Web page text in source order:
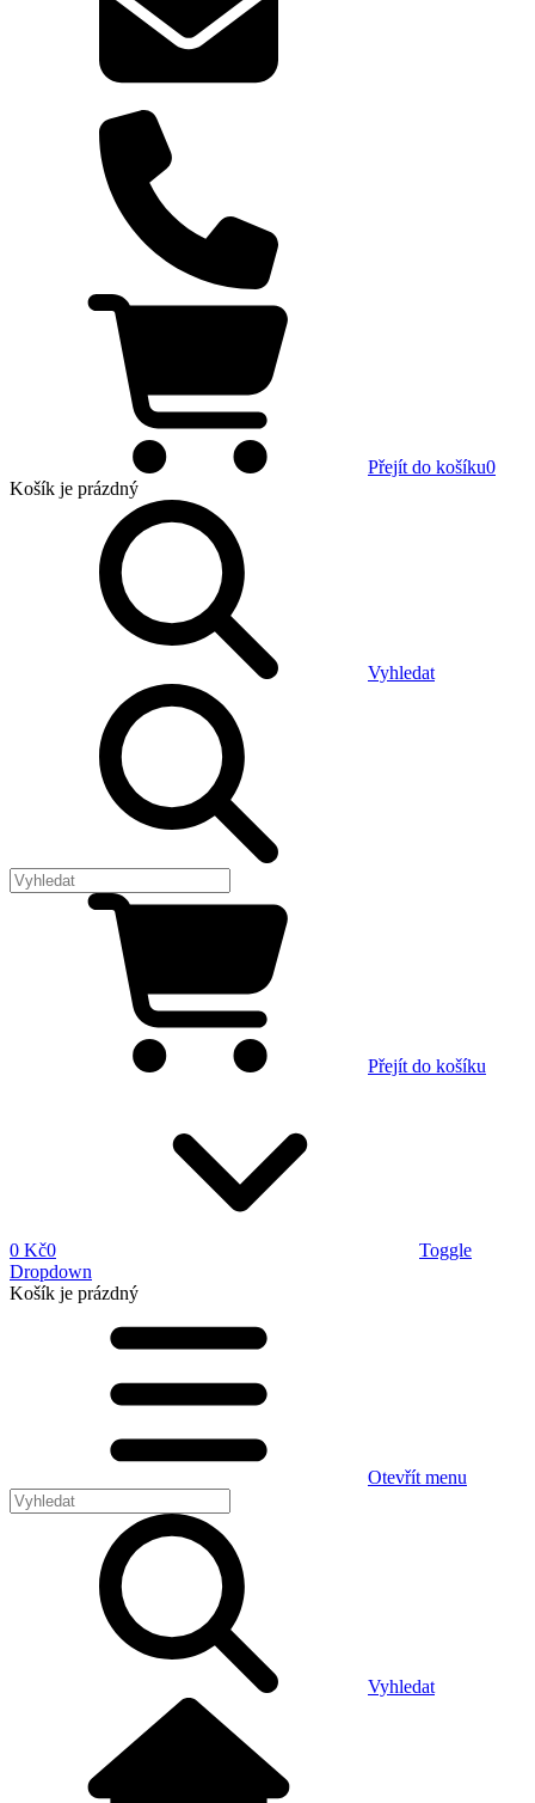
Přejít do košíku0
Košík je prázdný
Vyhledat
Přejít do košíku
0 Kč0
Toggle
Dropdown
Košík je prázdný
Otevřít menu
Vyhledat